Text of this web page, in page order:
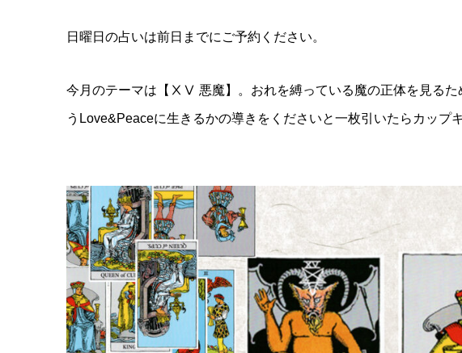
日曜日の占いは前日までにご予約ください。
今月のテーマは【ⅩⅤ 悪魔】。おれを縛っている魔の正体を見る
うLove&Peaceに生きるかの導きをくださいと一枚引いたらカップ